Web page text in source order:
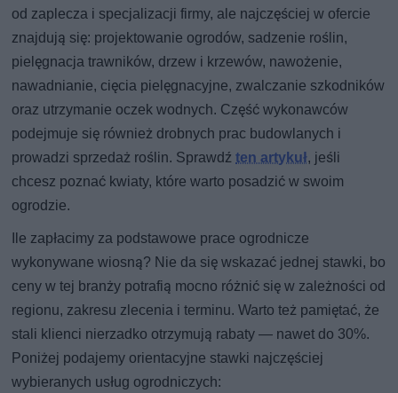
od zaplecza i specjalizacji firmy, ale najczęściej w ofercie
znajdują się: projektowanie ogrodów, sadzenie roślin,
pielęgnacja trawników, drzew i krzewów, nawożenie,
nawadnianie, cięcia pielęgnacyjne, zwalczanie szkodników
oraz utrzymanie oczek wodnych. Część wykonawców
podejmuje się również drobnych prac budowlanych i
prowadzi sprzedaż roślin. Sprawdźten artykuł, jeśli
chcesz poznać kwiaty, które warto posadzić w swoim
ogrodzie.
Ile zapłacimy za podstawowe prace ogrodnicze
wykonywane wiosną? Nie da się wskazać jednej stawki, bo
ceny w tej branży potrafią mocno różnić się w zależności od
regionu, zakresu zlecenia i terminu. Warto też pamiętać, że
stali klienci nierzadko otrzymują rabaty — nawet do 30%.
Poniżej podajemy orientacyjne stawki najczęściej
wybieranych usług ogrodniczych: